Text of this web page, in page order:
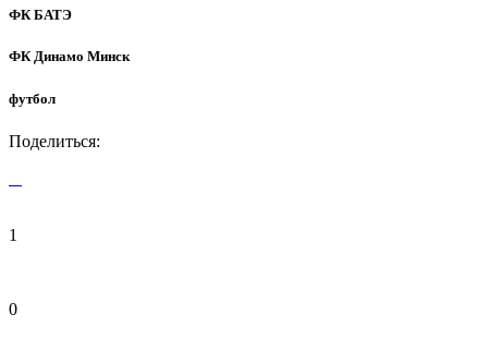
ФК БАТЭ
ФК Динамо Минск
футбол
Поделиться:
1
0